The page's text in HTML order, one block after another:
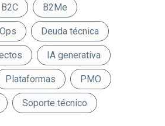
B2C B2Me
Deuda técnica
IA generativa
Plataformas PMO
Soporte técnico